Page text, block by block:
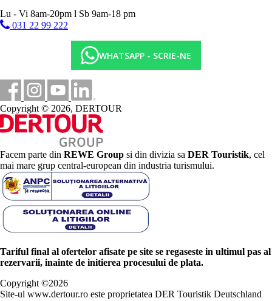
Lu - Vi 8am-20pm l Sb 9am-18 pm
031 22 99 222
WHATSAPP - SCRIE-NE
Copyright © 2026, DERTOUR
Facem parte din REWE Group si din divizia sa DER Touristik, cel
mai mare grup central-european din industria turismului.
Tariful final al ofertelor afisate pe site se regaseste in ultimul pas al
rezervarii, inainte de initierea procesului de plata.
Copyright ©2026
Site-ul www.dertour.ro este proprietatea DER Touristik Deutschland